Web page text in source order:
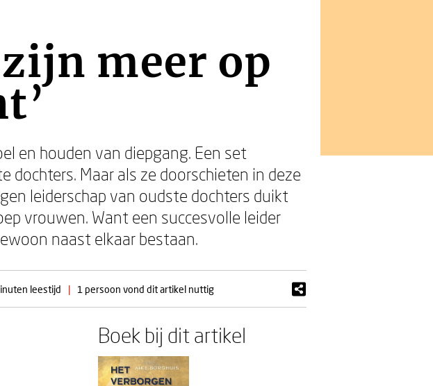
meer op
en houden van diepgang. Een set
Maar als ze doorschieten in deze
leiderschap van oudste dochters duikt
vrouwen. Want een succesvolle leider
naast elkaar bestaan.
leestijd | 1 persoon vond dit artikel nuttig
Boek bij dit artikel